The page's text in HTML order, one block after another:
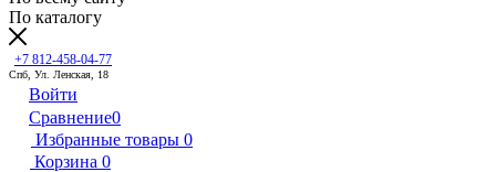
По каталогу
+7 812-458-04-77
Спб, Ул. Ленская, 18
Войти
Сравнение0
Избранные товары 0
Корзина 0